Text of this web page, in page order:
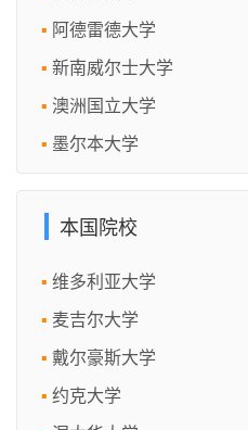
阿德雷德大学
新南威尔士大学
澳洲国立大学
墨尔本大学
本国院校
维多利亚大学
麦吉尔大学
戴尔豪斯大学
约克大学